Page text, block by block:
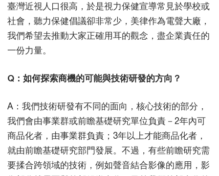
臺灣近視人口很高，於是視力保健宣導常見於學校或
社會，聽力保健倡議卻非常少，美律作為電聲大廠，
我們希望去推動大家正確用耳的觀念，盡企業責任的
一份力量。
Q：如何探索商機的可能與技術研發的方向？
A：我們技術研發有不同的面向，核心技術的部分，
我們會由事業群或前瞻基礎研究單位負責－2年內可
商品化者，由事業群負責；3年以上才能商品化者，
就由前瞻基礎研究部門發展。不過，有些前瞻研究需
要揉合跨領域的技術，例如聲音結合影像的應用，影